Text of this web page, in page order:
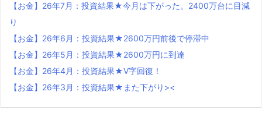
【お金】26年7月：投資結果★今月は下がった。2400万台に目減
り
【お金】26年6月：投資結果★2600万円前後で停滞中
【お金】26年5月：投資結果★2600万円に到達
【お金】26年4月：投資結果★V字回復！
【お金】26年3月：投資結果★また下がり><